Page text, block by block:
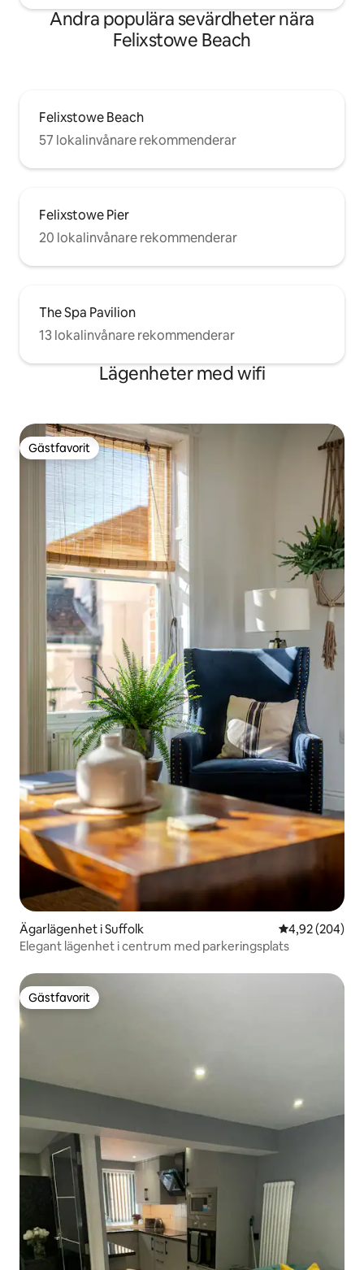
Andra populära sevärdheter nära
Felixstowe Beach
Felixstowe Beach
57 lokalinvånare rekommenderar
Felixstowe Pier
20 lokalinvånare rekommenderar
The Spa Pavilion
13 lokalinvånare rekommenderar
Lägenheter med wifi
Gästfavorit
Gästfavorit
Ägarlägenhet i Suffolk 4,92 av 5 i
4,92 (204)
Elegant lägenhet i centrum med parkeringsplats
Gästfavorit
Gästfavorit